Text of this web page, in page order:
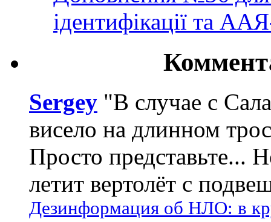
ідентифікації та
Sergey "В случае с
висело на длинном
Просто представьте...
летит вертолёт с
Дезинформация об НЛО: в